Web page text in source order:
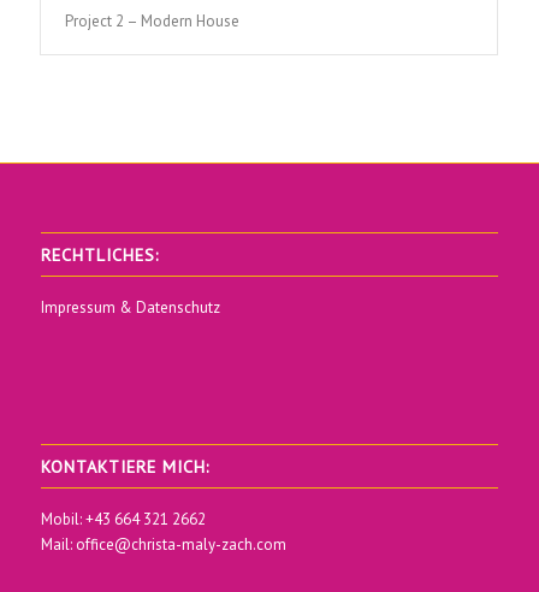
Project 2 – Modern House
RECHTLICHES:
Impressum & Datenschutz
KONTAKTIERE MICH:
Mobil: +43 664 321 2662
Mail: office@christa-maly-zach.com